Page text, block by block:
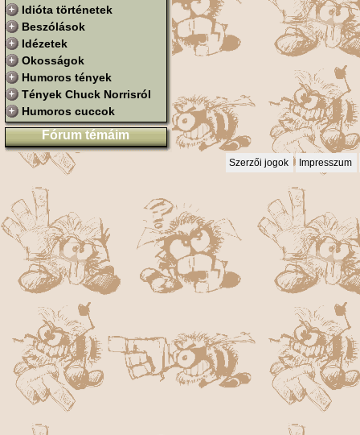
Idióta történetek
Beszólások
Idézetek
Okosságok
Humoros tények
Tények Chuck Norrisról
Humoros cuccok
Fórum témáim
Szerzői jogok Impresszum